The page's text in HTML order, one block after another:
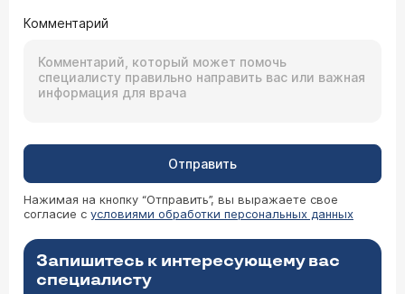
Комментарий
Отправить
Нажимая на кнопку “Отправить”, вы выражаете свое
согласие с условиями обработки персональных данных
Запишитесь к интересующему вас
специалисту